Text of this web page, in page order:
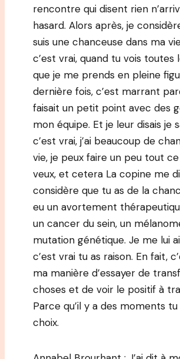
rencontre qui disent rien
hasard. Alors après, je
suis une chanceuse dans ma
c’est vrai, quand tu vois toutes
que je me prends en pleine
dernière fois, c’est marrant
faisait un petit point avec des
mon équipe. Et je leur disais je
c’est vrai, j’ai beaucoup de
vie, je peux faire un peu tout
veux, et cetera La copine me
considère que tu as de la
eu un avortement
un cancer du sein, un
mutation génétique. Je me lui
c’est vrai tu as raison. En fait,
ma manière d’essayer de
choses et de voir le positif à
Parce qu’il y a des moments tu
choix.